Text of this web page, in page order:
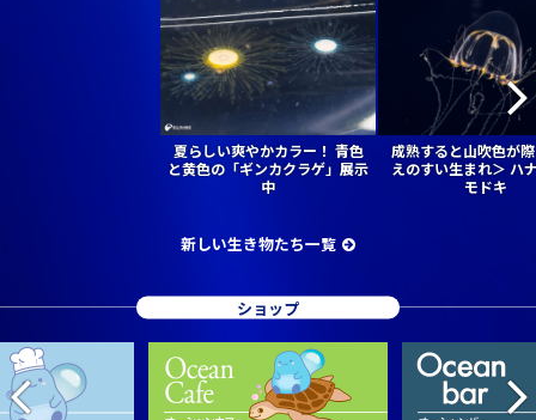
夏らしい爽やかカラー！ 青色
と黄色の「ギンカクラゲ」展示
中
成熟すると山吹色が
えのすい生まれ＞ ハ
モドキ
新しい生き物たち一覧
ショップ